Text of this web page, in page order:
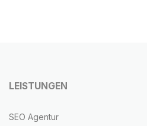
LEISTUNGEN
SEO Agentur